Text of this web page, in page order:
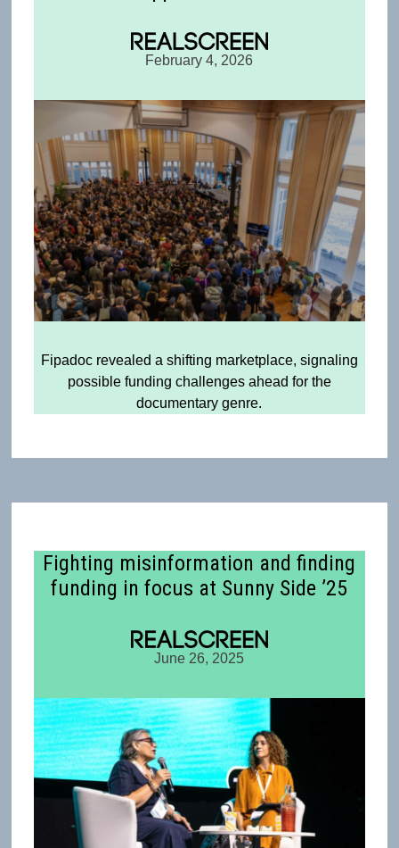
February 4, 2026
Fipadoc revealed a shifting marketplace, signaling
possible funding challenges ahead for the
documentary genre.
Fighting misinformation and finding
funding in focus at Sunny Side ’25
June 26, 2025